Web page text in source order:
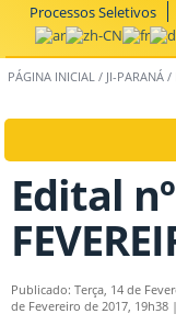
Processos Seletivos
PÁGINA INICIAL / JI-PARANÁ /
Edital
Publicado: Terça, 14 de
de Fevereiro de 2017, 19h38 |